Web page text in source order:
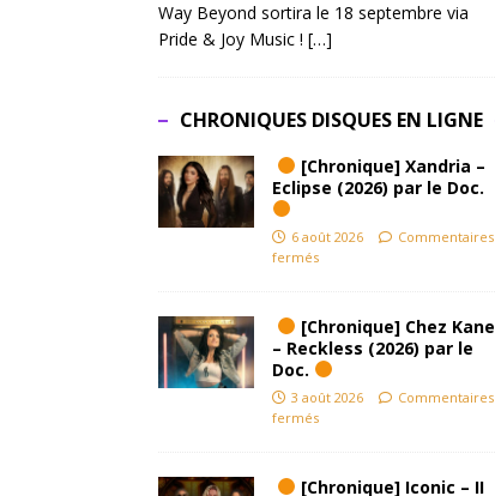
Way Beyond sortira le 18 septembre via
Pride & Joy Music ! […]
CHRONIQUES DISQUES EN LIGNE
[Chronique] Xandria –
Eclipse (2026) par le Doc.
6 août 2026
Commentaires
fermés
[Chronique] Chez Kane
– Reckless (2026) par le
Doc.
3 août 2026
Commentaires
fermés
[Chronique] Iconic – II